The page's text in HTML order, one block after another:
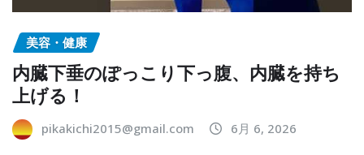
美容・健康
内臓下垂のぽっこり下っ腹、内臓を持ち
上げる！
pikakichi2015@gmail.com 6月 6, 2026